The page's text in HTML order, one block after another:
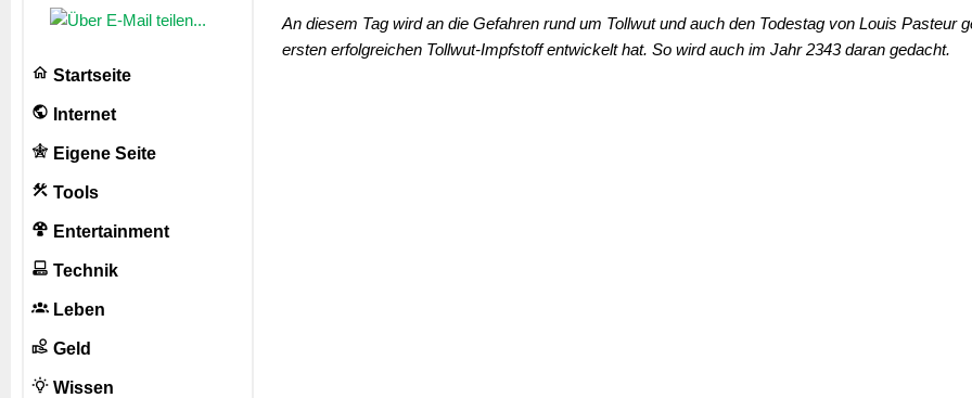
Startseite
Internet
Eigene Seite
Tools
Entertainment
Technik
Leben
Geld
Wissen
An diesem Tag wird an die Gefahren rund um Tollwut und auch den Todestag von Louis Pasteur
ersten erfolgreichen Tollwut-Impfstoff entwickelt hat. So wird auch im Jahr 2343 daran gedacht.